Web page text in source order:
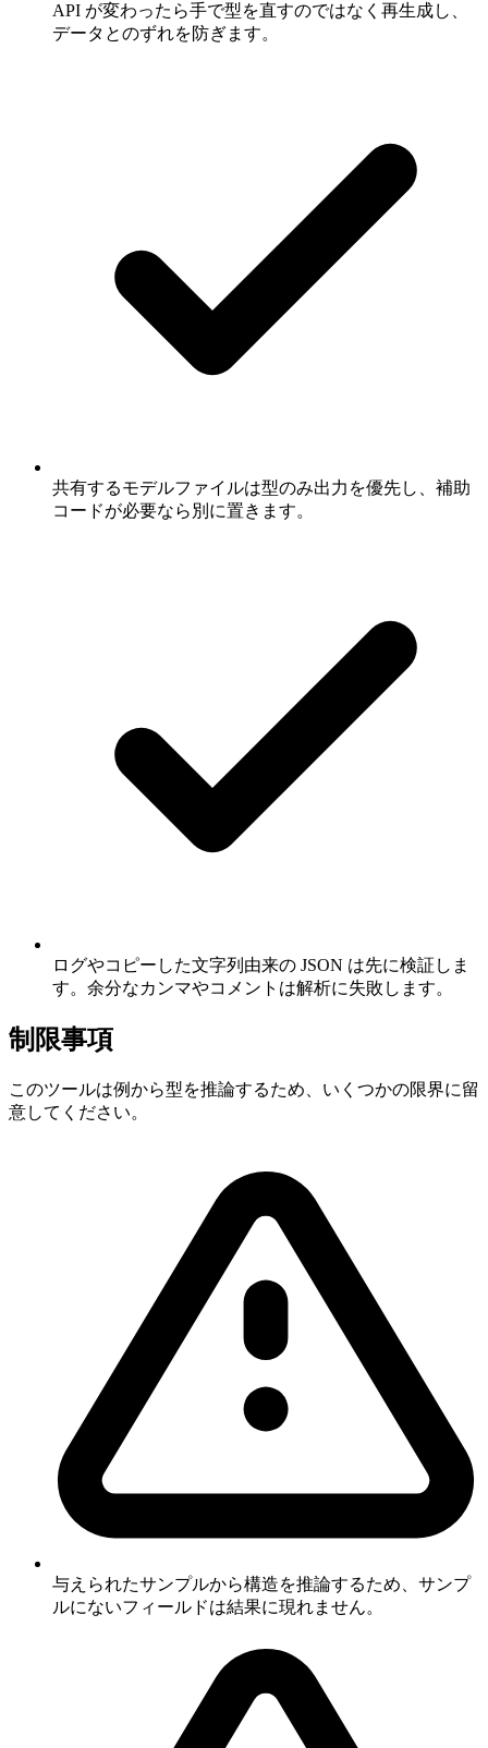
API が変わったら手で型を直すのではなく再生成し、
データとのずれを防ぎます。
共有するモデルファイルは型のみ出力を優先し、補助
コードが必要なら別に置きます。
ログやコピーした文字列由来の JSON は先に検証しま
す。余分なカンマやコメントは解析に失敗します。
制限事項
このツールは例から型を推論するため、いくつかの限界に留
意してください。
与えられたサンプルから構造を推論するため、サンプ
ルにないフィールドは結果に現れません。